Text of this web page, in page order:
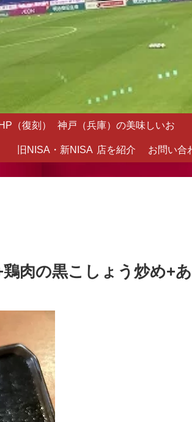
（復刻） 神戸（兵庫）の美味しいお
店を紹介
旧NISA・新NISA お問い合
鶏肉の黒こしょう炒め+